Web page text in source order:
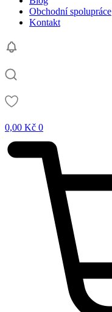
Obchodní spolupráce
Kontakt
0,00 Kč 0